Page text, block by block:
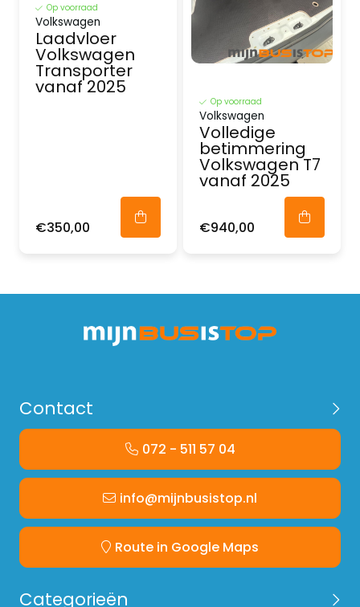
Op voorraad
Volkswagen
Laadvloer
Volkswagen
Transporter
vanaf 2025
€350,00
Op voorraad
Volkswagen
Volledige
betimmering
Volkswagen T7
vanaf 2025
€940,00
Contact
072 - 511 57 04
info@mijnbusistop.nl
Route in Google Maps
Categorieën